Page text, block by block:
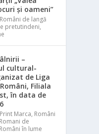
și oameni”
Români de langă
pretutindeni,
–
cultural-
de Liga
Filiala
în data de
Print Marca, Români
Romani de
Români în lume